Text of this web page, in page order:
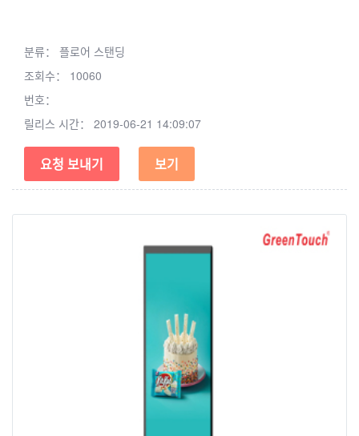
분류： 플로어 스탠딩
조회수： 10060
번호：
릴리스 시간： 2019-06-21 14:09:07
요청 보내기 보기